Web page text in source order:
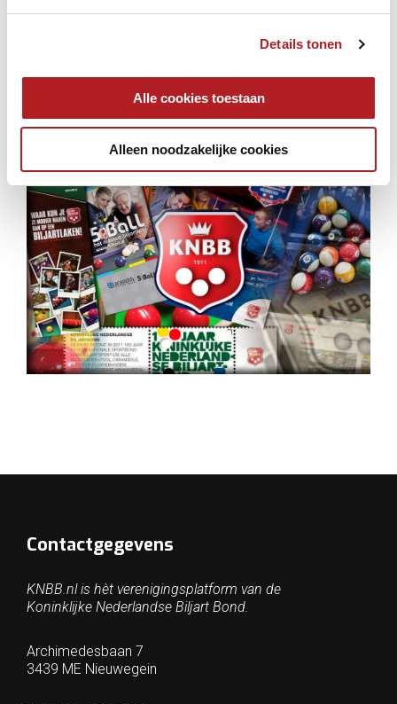
Details tonen
Alle cookies toestaan
Alleen noodzakelijke cookies
er ook agenda's van de secties afzonderlijk: van
Deze agenda's worden gewoonlijk gevuld begin
Contactgegevens
KNBB.nl is hèt verenigingsplatform van de
Koninklijke Nederlandse Biljart Bond.
Archimedesbaan 7
3439 ME Nieuwegein